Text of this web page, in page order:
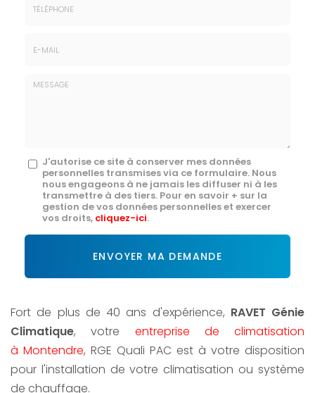
Message
J'autorise ce site à conserver mes données
personnelles transmises via ce formulaire. Nous
nous engageons à ne jamais les diffuser ni à les
transmettre à des tiers. Pour en savoir + sur la
gestion de vos données personnelles et exercer
vos droits, cliquez-ici.
Acceptation
*
ENVOYER MA DEMANDE
Fort de plus de 40 ans d'expérience, RAVET Génie
Climatique, votre entreprise de climatisation
à Montendre, RGE Quali PAC est à votre disposition
pour l'installation de votre climatisation ou système
de chauffage.